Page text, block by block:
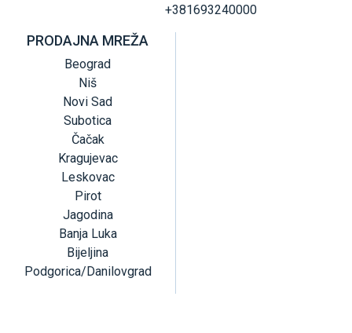
+381693240000
PRODAJNA MREŽA
Beograd
Niš
Novi Sad
Subotica
Čačak
Kragujevac
Leskovac
Pirot
Jagodina
Banja Luka
Bijeljina
Podgorica/Danilovgrad